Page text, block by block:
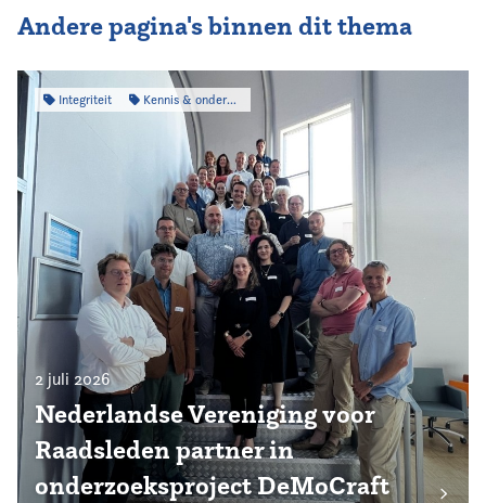
Andere pagina's binnen dit thema
Integriteit Kennis & onderzoek
2 juli 2026
Nederlandse Vereniging voor
Raadsleden partner in
onderzoeksproject DeMoCraft